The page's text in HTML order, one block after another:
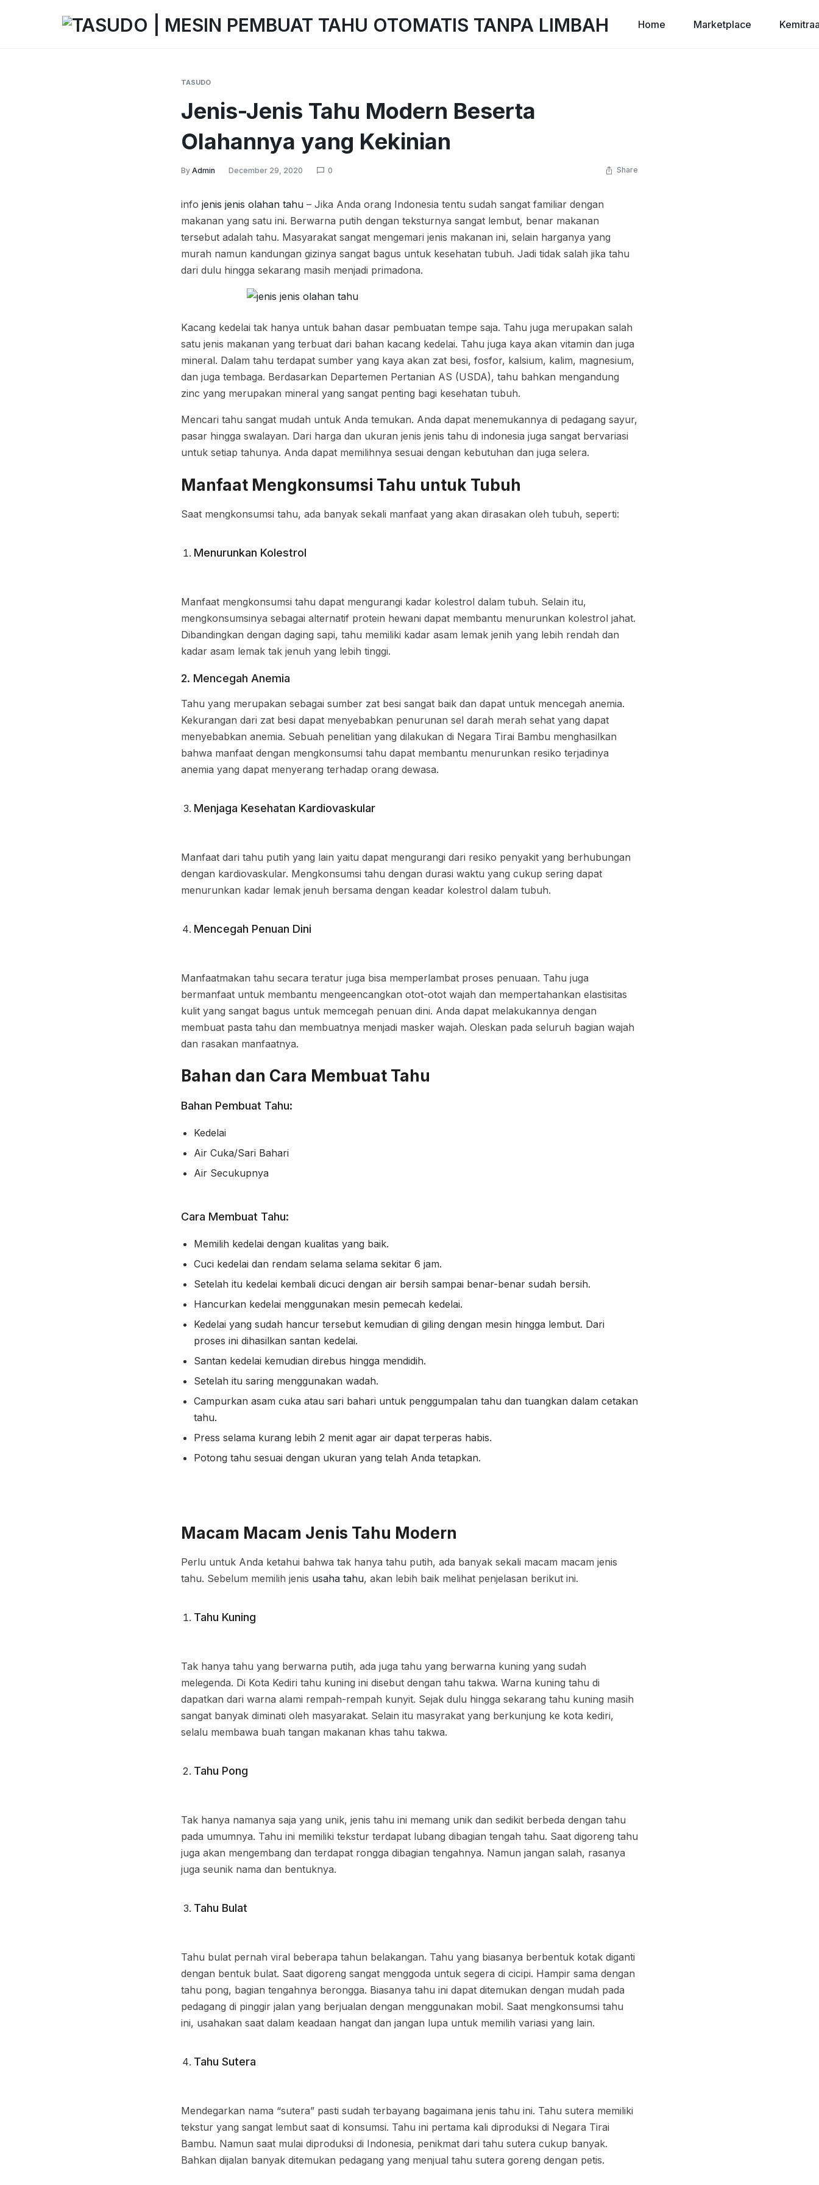
Home Marketplace
TASUDO
Jenis-Jenis Tahu Modern Beserta
Olahannya yang Kekinian
By Admin December 29, 2020 0 Share
info jenis jenis olahan tahu – Jika Anda orang Indonesia tentu sudah sangat familiar dengan
makanan yang satu ini. Berwarna putih dengan teksturnya sangat lembut, benar makanan
tersebut adalah tahu. Masyarakat sangat mengemari jenis makanan ini, selain harganya yang
murah namun kandungan gizinya sangat bagus untuk kesehatan tubuh. Jadi tidak salah jika tahu
dari dulu hingga sekarang masih menjadi primadona.
Kacang kedelai tak hanya untuk bahan dasar pembuatan tempe saja. Tahu juga merupakan salah
satu jenis makanan yang terbuat dari bahan kacang kedelai. Tahu juga kaya akan vitamin dan juga
mineral. Dalam tahu terdapat sumber yang kaya akan zat besi, fosfor, kalsium, kalim, magnesium,
dan juga tembaga. Berdasarkan Departemen Pertanian AS (USDA), tahu bahkan mengandung
zinc yang merupakan mineral yang sangat penting bagi kesehatan tubuh.
Mencari tahu sangat mudah untuk Anda temukan. Anda dapat menemukannya di pedagang sayur,
pasar hingga swalayan. Dari harga dan ukuran jenis jenis tahu di indonesia juga sangat bervariasi
untuk setiap tahunya. Anda dapat memilihnya sesuai dengan kebutuhan dan juga selera.
Manfaat Mengkonsumsi Tahu untuk Tubuh
Saat mengkonsumsi tahu, ada banyak sekali manfaat yang akan dirasakan oleh tubuh, seperti:
Menurunkan Kolestrol
Manfaat mengkonsumsi tahu dapat mengurangi kadar kolestrol dalam tubuh. Selain itu,
mengkonsumsinya sebagai alternatif protein hewani dapat membantu menurunkan kolestrol jahat.
Dibandingkan dengan daging sapi, tahu memiliki kadar asam lemak jenih yang lebih rendah dan
kadar asam lemak tak jenuh yang lebih tinggi.
2. Mencegah Anemia
Tahu yang merupakan sebagai sumber zat besi sangat baik dan dapat untuk mencegah anemia.
Kekurangan dari zat besi dapat menyebabkan penurunan sel darah merah sehat yang dapat
menyebabkan anemia. Sebuah penelitian yang dilakukan di Negara Tirai Bambu menghasilkan
bahwa manfaat dengan mengkonsumsi tahu dapat membantu menurunkan resiko terjadinya
anemia yang dapat menyerang terhadap orang dewasa.
Menjaga Kesehatan Kardiovaskular
Manfaat dari tahu putih yang lain yaitu dapat mengurangi dari resiko penyakit yang berhubungan
dengan kardiovaskular. Mengkonsumsi tahu dengan durasi waktu yang cukup sering dapat
menurunkan kadar lemak jenuh bersama dengan keadar kolestrol dalam tubuh.
Mencegah Penuan Dini
Manfaatmakan tahu secara teratur juga bisa memperlambat proses penuaan. Tahu juga
bermanfaat untuk membantu mengeencangkan otot-otot wajah dan mempertahankan elastisitas
kulit yang sangat bagus untuk memcegah penuan dini. Anda dapat melakukannya dengan
membuat pasta tahu dan membuatnya menjadi masker wajah. Oleskan pada seluruh bagian wajah
dan rasakan manfaatnya.
Bahan dan Cara Membuat Tahu
Bahan Pembuat Tahu:
Kedelai
Air Cuka/Sari Bahari
Air Secukupnya
Cara Membuat Tahu:
Memilih kedelai dengan kualitas yang baik.
Cuci kedelai dan rendam selama selama sekitar 6 jam.
Setelah itu kedelai kembali dicuci dengan air bersih sampai benar-benar sudah bersih.
Hancurkan kedelai menggunakan mesin pemecah kedelai.
Kedelai yang sudah hancur tersebut kemudian di giling dengan mesin hingga lembut. Dari
proses ini dihasilkan santan kedelai.
Santan kedelai kemudian direbus hingga mendidih.
Setelah itu saring menggunakan wadah.
Campurkan asam cuka atau sari bahari untuk penggumpalan tahu dan tuangkan dalam cetakan
tahu.
Press selama kurang lebih 2 menit agar air dapat terperas habis.
Potong tahu sesuai dengan ukuran yang telah Anda tetapkan.
Macam Macam Jenis Tahu Modern
Perlu untuk Anda ketahui bahwa tak hanya tahu putih, ada banyak sekali macam macam jenis
tahu. Sebelum memilih jenis usaha tahu, akan lebih baik melihat penjelasan berikut ini.
Tahu Kuning
Tak hanya tahu yang berwarna putih, ada juga tahu yang berwarna kuning yang sudah
melegenda. Di Kota Kediri tahu kuning ini disebut dengan tahu takwa. Warna kuning tahu di
dapatkan dari warna alami rempah-rempah kunyit. Sejak dulu hingga sekarang tahu kuning masih
sangat banyak diminati oleh masyarakat. Selain itu masyrakat yang berkunjung ke kota kediri,
selalu membawa buah tangan makanan khas tahu takwa.
Tahu Pong
Tak hanya namanya saja yang unik, jenis tahu ini memang unik dan sedikit berbeda dengan tahu
pada umumnya. Tahu ini memiliki tekstur terdapat lubang dibagian tengah tahu. Saat digoreng tahu
juga akan mengembang dan terdapat rongga dibagian tengahnya. Namun jangan salah, rasanya
juga seunik nama dan bentuknya.
Tahu Bulat
Tahu bulat pernah viral beberapa tahun belakangan. Tahu yang biasanya berbentuk kotak diganti
dengan bentuk bulat. Saat digoreng sangat menggoda untuk segera di cicipi. Hampir sama dengan
tahu pong, bagian tengahnya berongga. Biasanya tahu ini dapat ditemukan dengan mudah pada
pedagang di pinggir jalan yang berjualan dengan menggunakan mobil. Saat mengkonsumsi tahu
ini, usahakan saat dalam keadaan hangat dan jangan lupa untuk memilih variasi yang lain.
Tahu Sutera
Mendegarkan nama “sutera” pasti sudah terbayang bagaimana jenis tahu ini. Tahu sutera memiliki
tekstur yang sangat lembut saat di konsumsi. Tahu ini pertama kali diproduksi di Negara Tirai
Bambu. Namun saat mulai diproduksi di Indonesia, penikmat dari tahu sutera cukup banyak.
Bahkan dijalan banyak ditemukan pedagang yang menjual tahu sutera goreng dengan petis.